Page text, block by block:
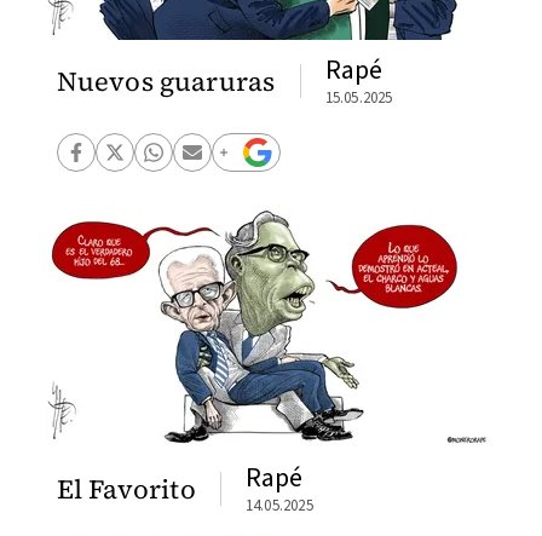
Nuevos guaruras Rapé
15.05.2025
El Favorito Rapé
14.05.2025